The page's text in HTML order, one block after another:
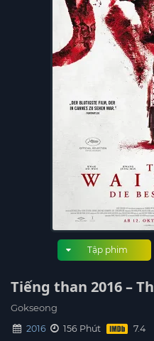
Tập phim
Tiếng than 2016 –
Gokseong
2016
156 Phút